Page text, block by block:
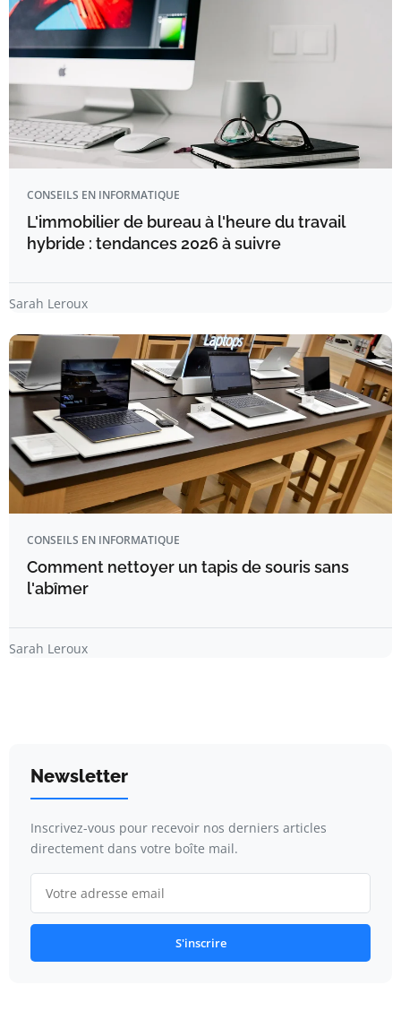
CONSEILS EN INFORMATIQUE
L'immobilier de bureau à l'heure du travail
hybride : tendances 2026 à suivre
Sarah Leroux
CONSEILS EN INFORMATIQUE
Comment nettoyer un tapis de souris sans
l'abîmer
Sarah Leroux
Newsletter
Inscrivez-vous pour recevoir nos derniers articles
directement dans votre boîte mail.
S'inscrire